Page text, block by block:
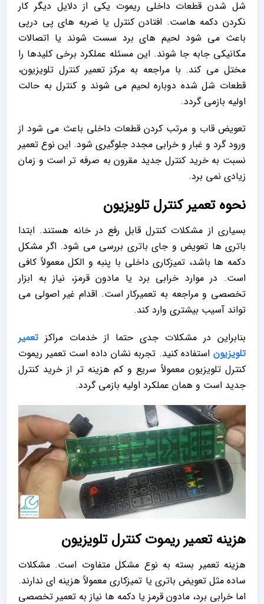
شل شدن قطعات داخلی ریموت یکی از دلایل دیگر کار
نکردن دکمه‌ هاست. افتادن کنترل یا ضربه‌ های پی‌ درپی
باعث می‌ شود لحیم‌ های برد سست شوند یا اتصالات
مکانیکی جابه‌ جا شوند. این مسئله عملکرد برخی کلیدها را
مختل می‌ کند. با مراجعه به مرکز تعمیر کنترل تلویزیون،
قطعات شل‌ شده دوباره لحیم می‌ شوند و کنترل به حالت
اولیه بازمی‌ گردد.
تعویض قاب و مرتب کردن قطعات داخلی باعث می‌ شود از
ورود گرد و غبار و خرابی مجدد جلوگیری شود. این نوع تعمیر
نسبت به خرید کنترل جدید مقرون‌ به‌ صرفه‌ تر است و زمان
زیادی نمی‌ برد.
نحوه تعمیر کنترل تلویزیون
بسیاری از مشکلات کنترل قابل رفع در خانه هستند. ابتدا
باتری‌ ها تعویض و جای باتری بررسی می‌ شود. اگر مشکل
دکمه‌ ها باشد، تمیزکاری داخلی با پنبه و الکل معمولاً کافی
است. در موارد خرابی برد یا مادون قرمز، نیاز به ابزار
تخصصی و مراجعه به تعمیرکار است. اقدام غیر اصولی می‌
تواند آسیب بیشتری وارد کند.
بنابراین در مشکلات جدی حتما از خدمات مراکزتعمیر
تلویزیون استفاده کنید. تجربه نشان داده است تعمیر ریموت
کنترل تلویزیون معمولاً سریع و کم‌ هزینه‌ تر از خرید کنترل
جدید است و همان عملکرد اولیه بازمی‌ گردد.
هزینه تعمیر ریموت کنترل تلویزیون
هزینه تعمیر بسته به نوع مشکل متفاوت است. مشکلات
ساده مثل تعویض باتری یا تمیزکاری معمولاً هزینه‌ ای ندارند.
اما خرابی برد، مادون قرمز یا دکمه‌ ها نیاز به تعمیر تخصصی